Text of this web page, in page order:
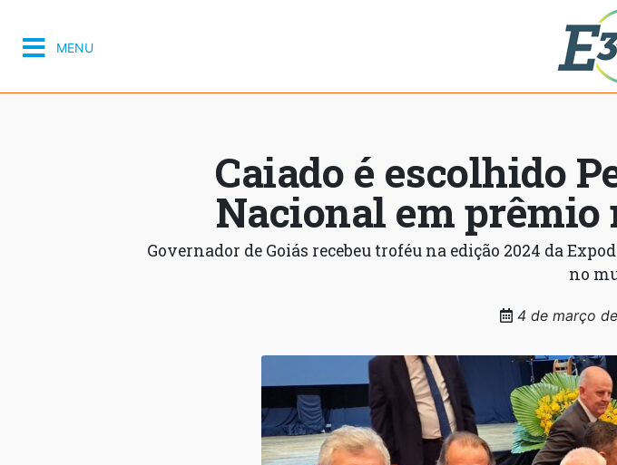
MENU
Caiado é escolhido
Nacional em prêmio
Governador de Goiás recebeu troféu na edição 2024 da
no
4 de março